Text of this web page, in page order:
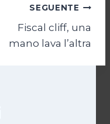
SEGUENTE
Fiscal cliff, una
mano lava l’altra